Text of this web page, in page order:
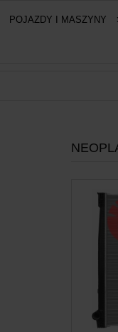
POJAZDY I MASZYNY